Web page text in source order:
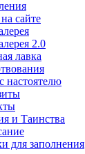
сайте
2.0
лавка
настоятелю
и Таинства
для заполнения